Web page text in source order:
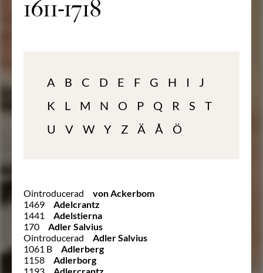
1611-1718
A B C D E F G H I
J
K
L M N O P Q R S
T
U
V W Y Z Ä Å Ö
Ointroducerad
von Ackerbom
1469
Adelcrantz
1441
Adelstierna
170
Adler Salvius
Ointroducerad
Adler Salvius
1061 B
Adlerberg
1158
Adlerborg